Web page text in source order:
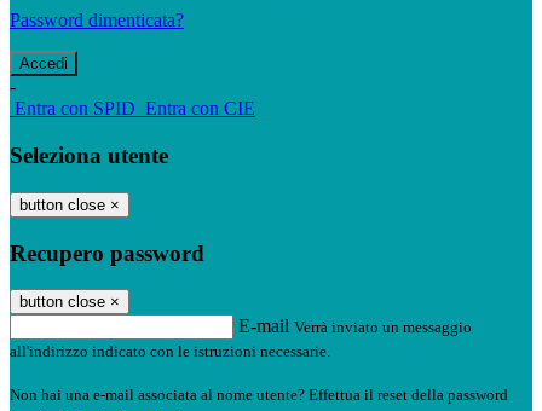
Password dimenticata?
-
Entra con SPID Entra con CIE
Seleziona utente
button close ×
Recupero password
button close ×
E-mail Verrà inviato un messaggio
all'indirizzo indicato con le istruzioni necessarie.
Non hai una e-mail associata al nome utente? Effettua il reset della password